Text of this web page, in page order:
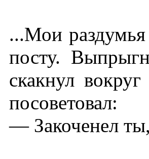
...Мои
посту.
скакнул
посоветовал:
— Закоченел ты,